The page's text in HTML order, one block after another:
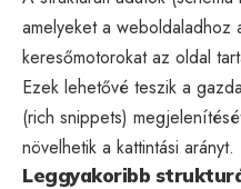
amelyeket a
keresőmotorokat az oldal
Ezek lehetővé teszik a
(rich snippets)
növelhetik a kattintási arányt.
Leggyakoribb